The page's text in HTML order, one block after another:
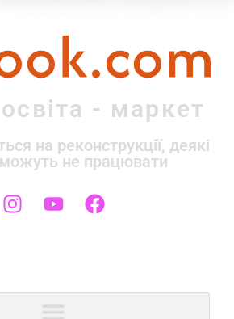
- маркет
на реконструкції, деякі
можуть не працювати